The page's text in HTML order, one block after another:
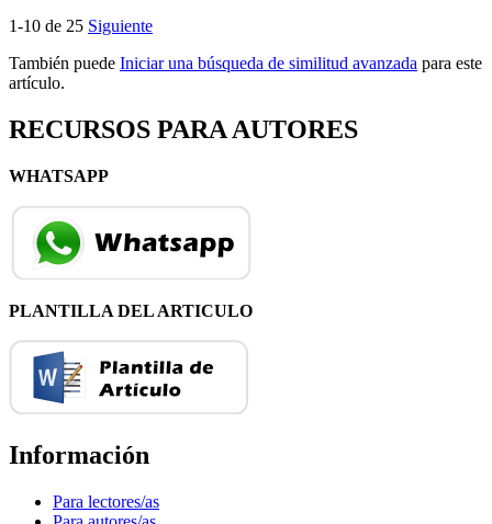
1-10 de 25 Siguiente
También puede Iniciar una búsqueda de similitud avanzada para este
artículo.
RECURSOS PARA AUTORES
WHATSAPP
PLANTILLA DEL ARTICULO
Información
Para lectores/as